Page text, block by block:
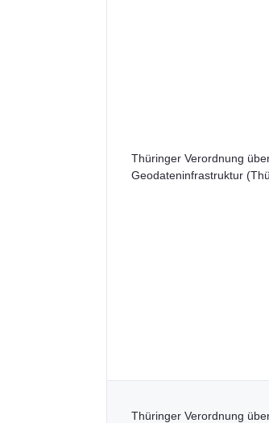
Thüringer Verordnung
Geodateninfrastruktur
Thüringer Verordnung